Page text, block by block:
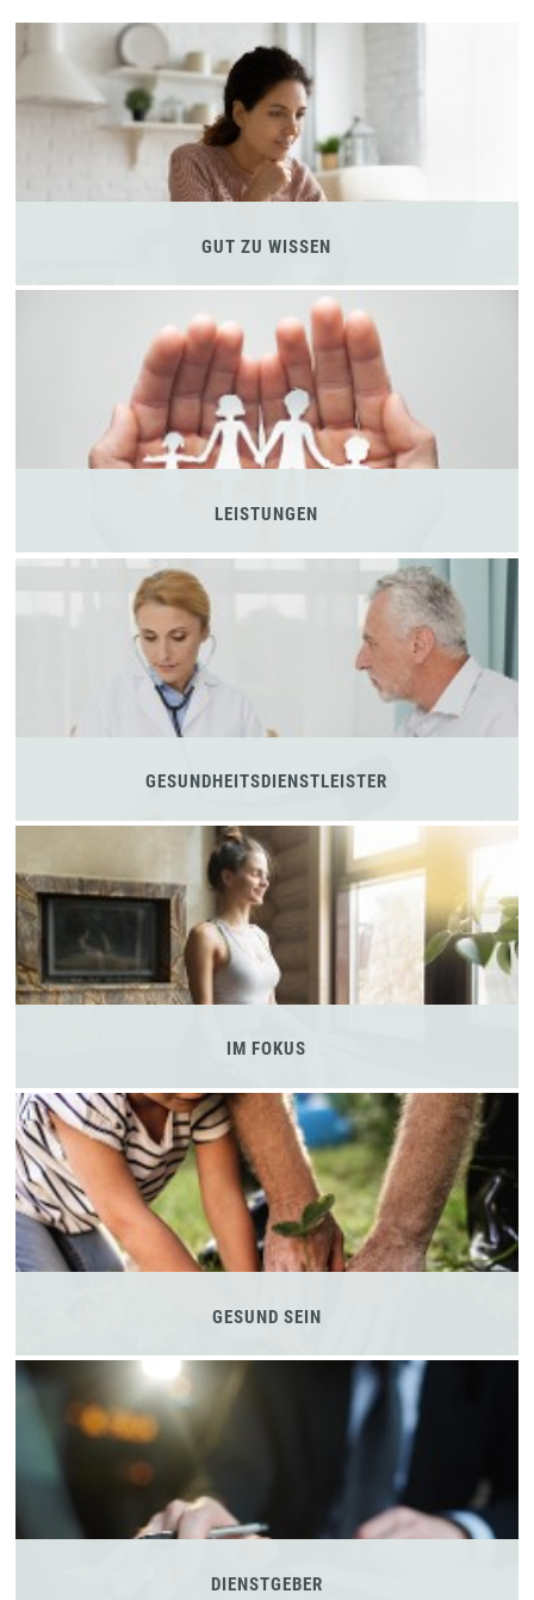
GUT ZU WISSEN
LEISTUNGEN
GESUNDHEITSDIENSTLEISTER
IM FOKUS
GESUND SEIN
DIENSTGEBER